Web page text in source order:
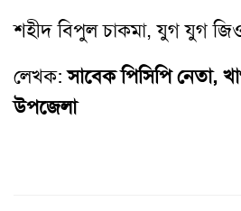
শহীদ বিপুল চাকমা, যুগ যুগ
লেখক:সাবেক পিসিপি নেতা,
উপজেলা